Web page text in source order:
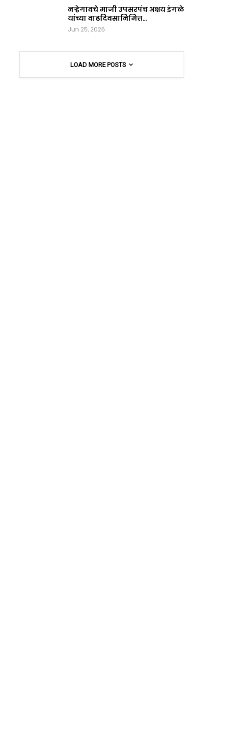
नऱ्हेगावचे माजी उपसरपंच अक्षय इंगळे
यांच्या वाढदिवसानिमित्त…
Jun 25, 2026
LOAD MORE POSTS